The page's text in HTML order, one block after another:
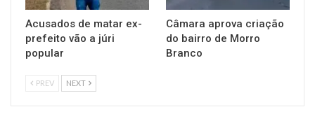
Acusados de matar ex-
prefeito vão a júri
popular
Câmara aprova criação
do bairro de Morro
Branco
PREV NEXT